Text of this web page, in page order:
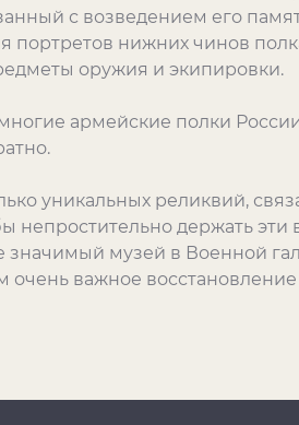
с возведением его
портретов нижних чинов
оружия и экипировки.
армейские полки
уникальных реликвий,
непростительно держать
значимый музей в Военной
очень важное